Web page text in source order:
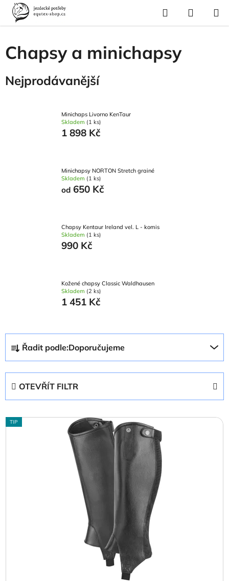
Přejít
obsah
Hledat
KOŠÍK
Domů
Pro jezdce
Chapsy a minichapsy
Nejprodávanější
Minichaps Livorno KenTaur
Skladem (1 ks)
1 898 Kč
Minichapsy NORTON Stretch grainé
Skladem (1 ks)
od 650 Kč
Chapsy Kentaur Ireland vel. L - komis
Skladem (1 ks)
990 Kč
Kožené chapsy Classic Waldhausen
Skladem (2 ks)
1 451 Kč
a
z
p
Řadit podle:Doporučujeme
OTEVŘÍT FILTR
V
ý
TIP